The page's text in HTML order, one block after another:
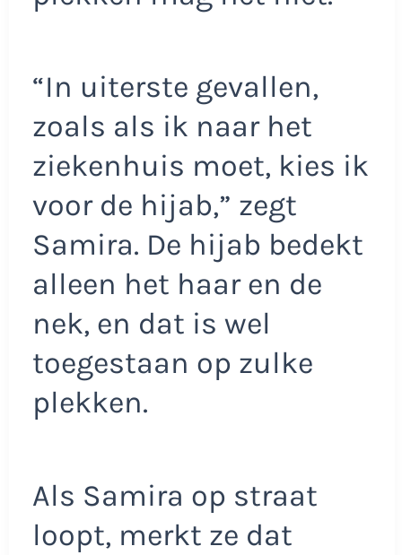
“In uiterste gevallen,
zoals als ik naar het
ziekenhuis moet, kies ik
voor de hijab,” zegt
Samira. De hijab bedekt
alleen het haar en de
nek, en dat is wel
toegestaan op zulke
plekken.
Als Samira op straat
loopt, merkt ze dat